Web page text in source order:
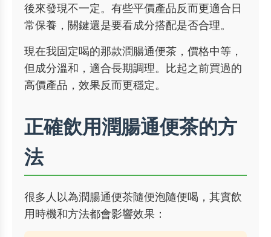
後來發現不一定。有些平價產品反而更適合日
常保養，關鍵還是要看成分搭配是否合理。
現在我固定喝的那款潤腸通便茶，價格中等，
但成分溫和，適合長期調理。比起之前買過的
高價產品，效果反而更穩定。
正確飲用潤腸通便茶的方
法
很多人以為潤腸通便茶隨便泡隨便喝，其實飲
用時機和方法都會影響效果：